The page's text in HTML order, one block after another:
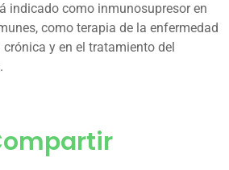
indicado como inmunosupresor en
como terapia de la enfermedad
y en el tratamiento del